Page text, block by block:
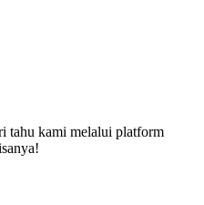
tahu kami melalui platform